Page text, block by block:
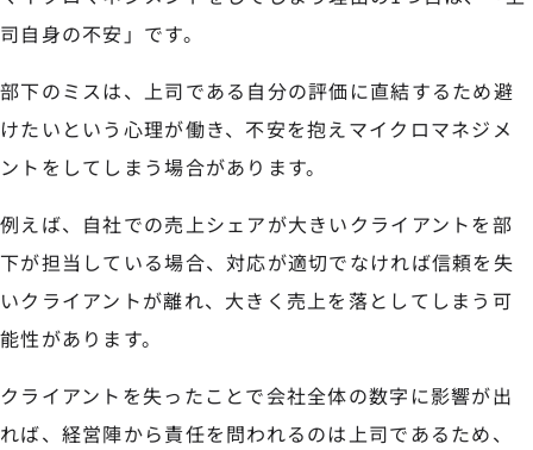
司自身の不安」です。
部下のミスは、上司である自分の評価に直結するため避
けたいという心理が働き、不安を抱えマイクロマネジメ
ントをしてしまう場合があります。
例えば、自社での売上シェアが大きいクライアントを部
下が担当している場合、対応が適切でなければ信頼を失
いクライアントが離れ、大きく売上を落としてしまう可
能性があります。
クライアントを失ったことで会社全体の数字に影響が出
れば、経営陣から責任を問われるのは上司であるため、